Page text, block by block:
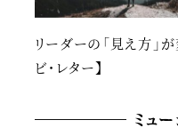
リーダーの「見え方」
ビ・レター】
ミュ